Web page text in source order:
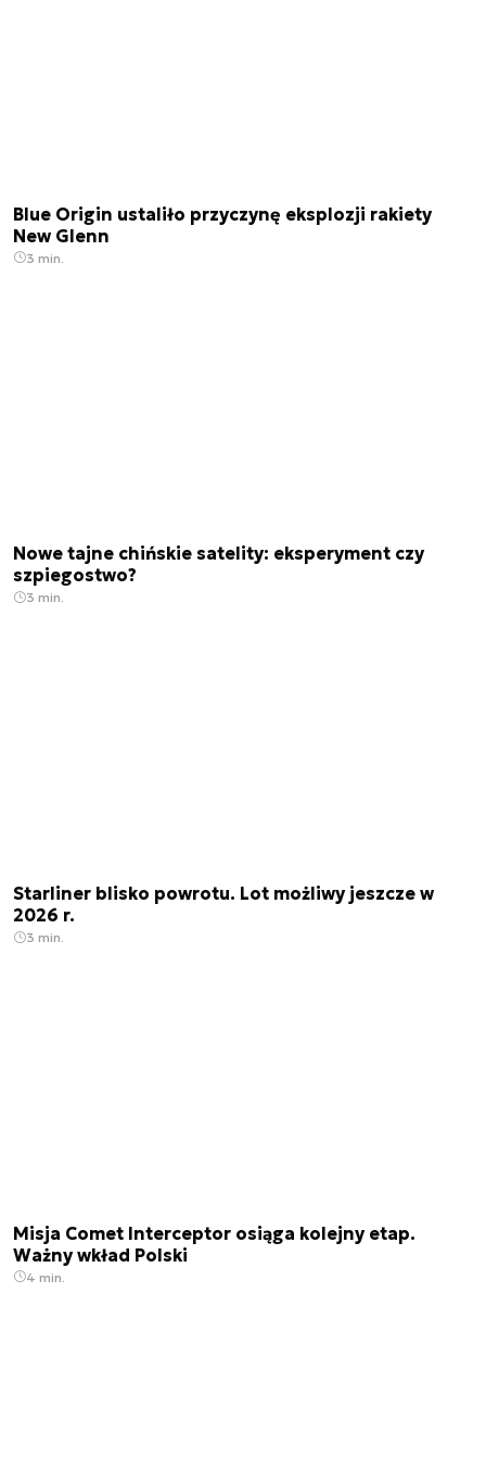
Blue Origin ustaliło przyczynę eksplozji rakiety
New Glenn
3 min.
Nowe tajne chińskie satelity: eksperyment czy
szpiegostwo?
3 min.
Starliner blisko powrotu. Lot możliwy jeszcze w
2026 r.
3 min.
Misja Comet Interceptor osiąga kolejny etap.
Ważny wkład Polski
4 min.